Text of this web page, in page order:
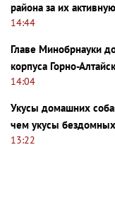
района за их
14:44
Главе Минобрнауки
корпуса Горно-
14:04
Укусы домашних
чем укусы бездомных
13:22